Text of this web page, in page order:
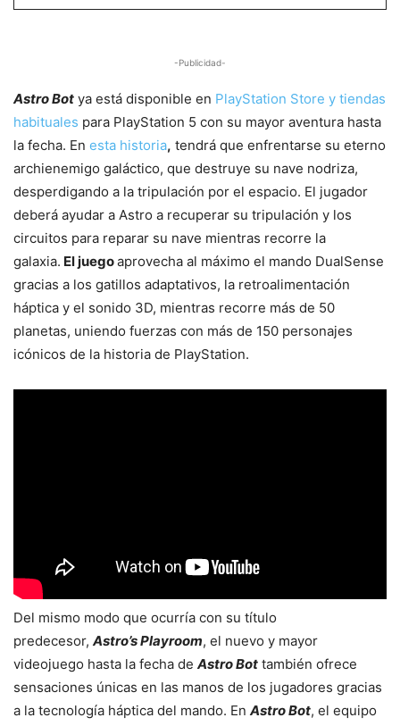
-Publicidad-
Astro Bot ya está disponible en PlayStation Store y tiendas
habituales para PlayStation 5 con su mayor aventura hasta
la fecha. En esta historia, tendrá que enfrentarse su eterno
archienemigo galáctico, que destruye su nave nodriza,
desperdigando a la tripulación por el espacio. El jugador
deberá ayudar a Astro a recuperar su tripulación y los
circuitos para reparar su nave mientras recorre la
galaxia. El juegoaprovecha al máximo el mando DualSense
gracias a los gatillos adaptativos, la retroalimentación
háptica y el sonido 3D, mientras recorre más de 50
planetas, uniendo fuerzas con más de 150 personajes
icónicos de la historia de PlayStation.
Del mismo modo que ocurría con su título
predecesor, Astro’s Playroom, el nuevo y mayor
videojuego hasta la fecha de Astro Bot también ofrece
sensaciones únicas en las manos de los jugadores gracias
a la tecnología háptica del mando. En Astro Bot, el equipo